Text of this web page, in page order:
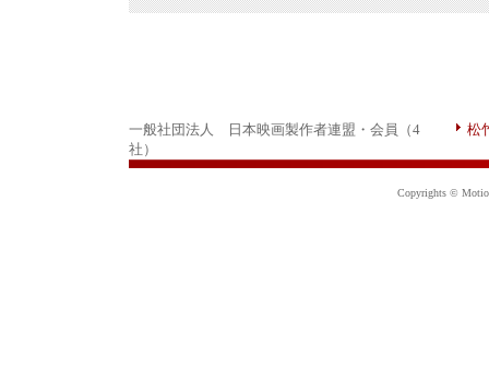
一般社団法人 日本映画製作者連盟・会員（4
社）
松
Copyrights ©